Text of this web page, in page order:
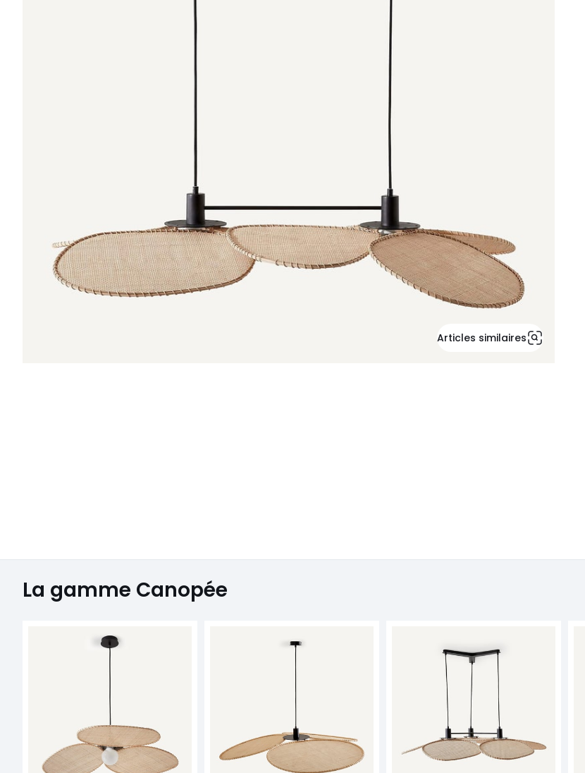
Articles similaires
La gamme Canopée